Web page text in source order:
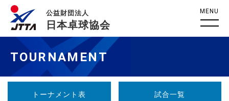
公益財団法人
日本卓球協会
MENU
TOURNAMENT
トーナメント表 試合一覧